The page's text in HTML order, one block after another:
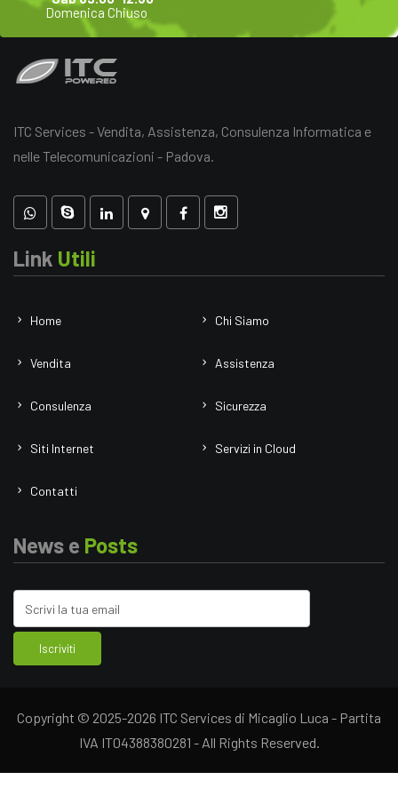
Domenica Chiuso
ITC Services - Vendita, Assistenza, Consulenza Informatica e
nelle Telecomunicazioni - Padova.
Link Utili
Home Chi Siamo
Vendita Assistenza
Consulenza Sicurezza
Siti Internet Servizi in Cloud
Contatti
News e Posts
Copyright © 2025-2026 ITC Services di Micaglio Luca - Partita
IVA IT04388380281 - All Rights Reserved.